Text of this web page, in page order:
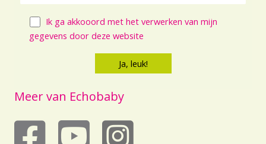
Ik ga akkooord met het verwerken van mijn
gegevens door deze website
Meer van Echobaby
echobaby op youtube